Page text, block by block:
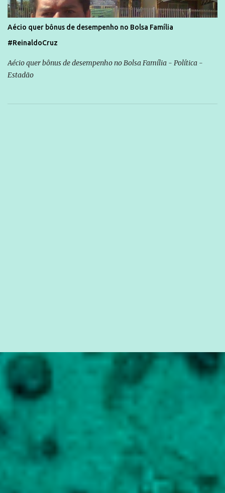
Aécio quer bônus de desempenho no Bolsa Família
#ReinaldoCruz
Aécio quer bônus de desempenho no Bolsa Família - Política -
Estadão